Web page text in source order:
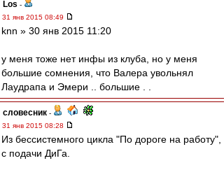
Los -
31 янв 2015 08:49
knn » 30 янв 2015 11:20
у меня тоже нет инфы из клуба, но у меня
большие сомнения, что Валера увольнял
Лаудрапа и Эмери .. большие . .
словесник -
31 янв 2015 08:28
Из бессистемного цикла "По дороге на работу",
с подачи ДиГа.